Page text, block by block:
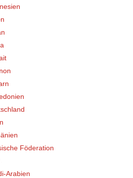
Föderation
Arabien